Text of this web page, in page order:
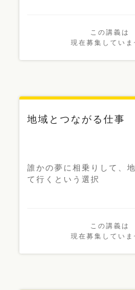
この講義は
現在募集していま
地域とつながる仕事
誰かの夢に相乗りして、
て行くという選択
この講義は
現在募集していま